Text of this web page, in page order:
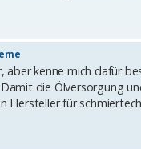
aber kenne mich dafür
die Ölversorgung
für